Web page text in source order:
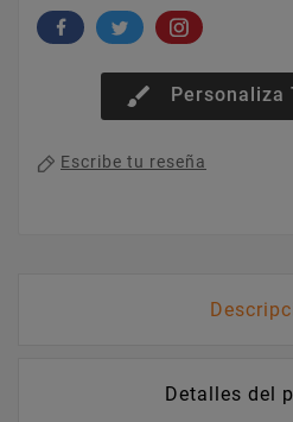
brush Personaliza
Escribe tu reseña
Detalles del